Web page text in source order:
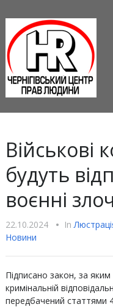
Військові
будуть
воєнні
22.10.2024 • In
Новини
Підписано закон, за
кримінальній
передбачений статтями